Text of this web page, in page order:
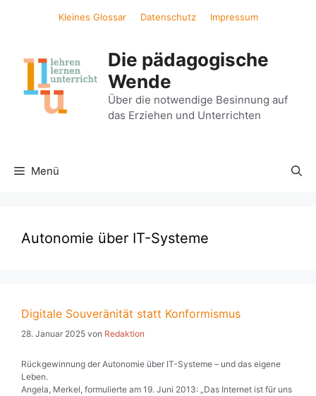
Kleines Glossar Datenschutz Impressum
Die pädagogische
Wende
Über die notwendige Besinnung auf
das Erziehen und Unterrichten
Menü
Autonomie über IT-Systeme
Digitale Souveränität statt Konformismus
28. Januar 2025 von Redaktion
Rückgewinnung der Autonomie über IT-Systeme – und das eigene
Leben.
Angela, Merkel, formulierte am 19. Juni 2013: „Das Internet ist für uns